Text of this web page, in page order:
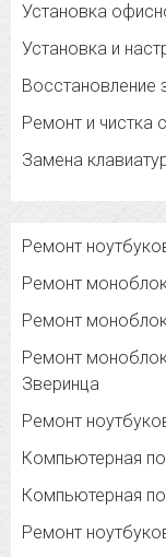
Установка
Установка и
Восстановление
Ремонт и чистка
Замена
Ремонт
Ремонт
Ремонт
Ремонт
Зверинца
Ремонт
Компьютерная
Компьютерная
Ремонт